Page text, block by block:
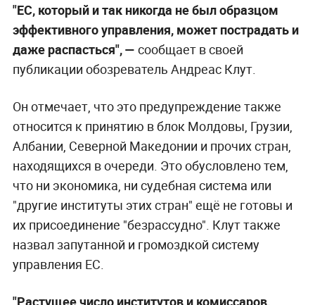
"ЕС, который и так никогда не был образцом
эффективного управления, может пострадать и
даже распасться", — сообщает в своей
публикации обозреватель Андреас Клут.
Он отмечает, что это предупреждение также
относится к принятию в блок Молдовы, Грузии,
Албании, Северной Македонии и прочих стран,
находящихся в очереди. Это обусловлено тем,
что ни экономика, ни судебная система или
"другие институты этих стран" ещё не готовы и
их присоединение "безрассудно". Клут также
назвал запутанной и громоздкой систему
управления ЕС.
"Растущее число институтов и комиссаров,